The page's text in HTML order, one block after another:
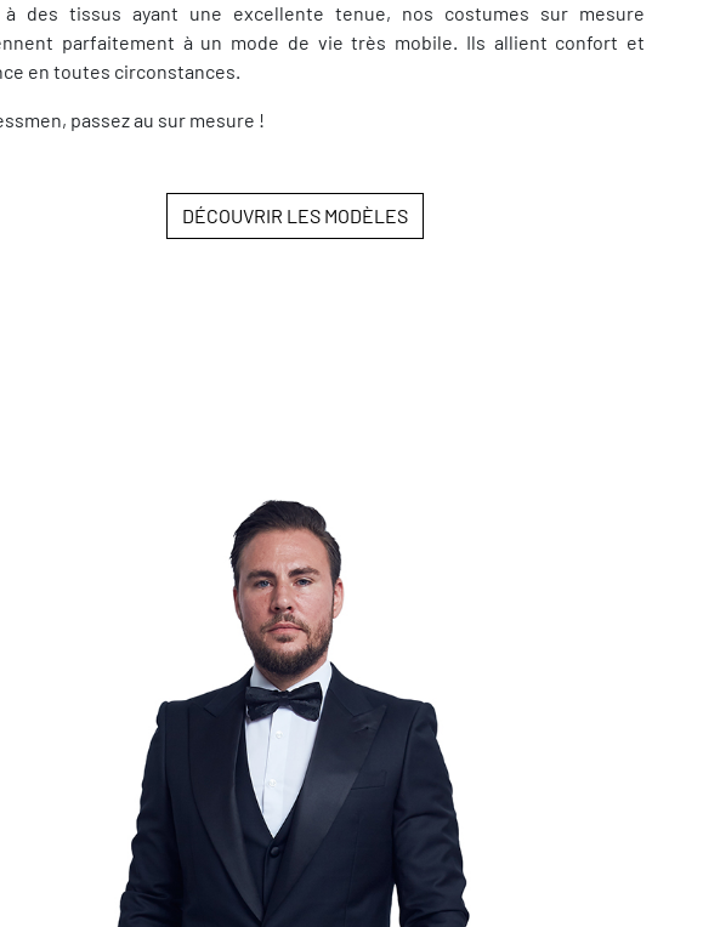
à des tissus ayant une excellente tenue, nos costumes sur mesure
parfaitement à un mode de vie très mobile. Ils allient confort et
en toutes circonstances.
passez au sur mesure !
DÉCOUVRIR LES MODÈLES